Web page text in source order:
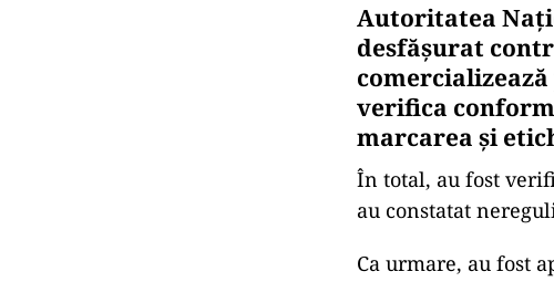
Autoritatea
desfășurat
verifica
marcarea și
În total, au fost
au constatat
Ca urmare, au fost